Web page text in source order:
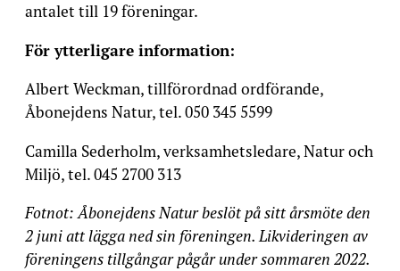
antalet till 19 föreningar.
För ytterligare information:
Albert Weckman, tillförordnad ordförande,
Åbonejdens Natur, tel. 050 345 5599
Camilla Sederholm, verksamhetsledare, Natur och
Miljö, tel. 045 2700 313
Fotnot: Åbonejdens Natur beslöt på sitt årsmöte den
2 juni att lägga ned sin föreningen. Likvideringen av
föreningens tillgångar pågår under sommaren 2022.